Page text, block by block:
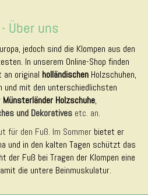
- Über uns
jedoch sind die Klompen aus den
In unserem Online-Shop finden
an original holländischen Holzschuhen,
und mit den unterschiedlichsten
Münsterländer Holzschuhe,
und Dekoratives etc. an.
für den Fuß. Im Sommer bietet er
und in den kalten Tagen schützt das
der Fuß bei Tragen der Klompen eine
die untere Beinmuskulatur.